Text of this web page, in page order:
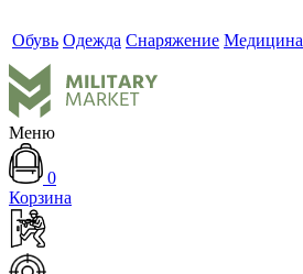
Обувь Одежда Снаряжение Медицина
Меню
0
Корзина